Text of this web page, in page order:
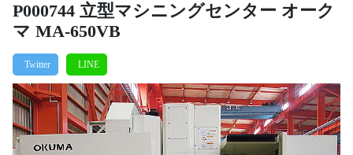
P000744 立型マシニングセンター オーク
マ MA-650VB